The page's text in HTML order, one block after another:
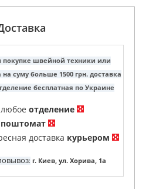
покупке швейной техники или
на суму больше 1500 грн. доставка
бесплатная по Украине
отделение
поштомат
доставка курьером
: г. Киев, ул. Хорива, 1а